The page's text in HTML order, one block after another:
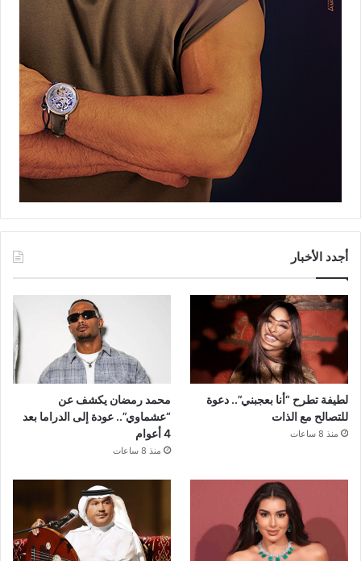
أجدد الأخبار
لطيفة تطرح “أنا بعجبني”.. دعوة
للتصالح مع الذات
منذ 8 ساعات
محمد رمضان يكشف عن
“عشماوي”.. عودة إلى الدراما بعد
4 أعوام
منذ 8 ساعات